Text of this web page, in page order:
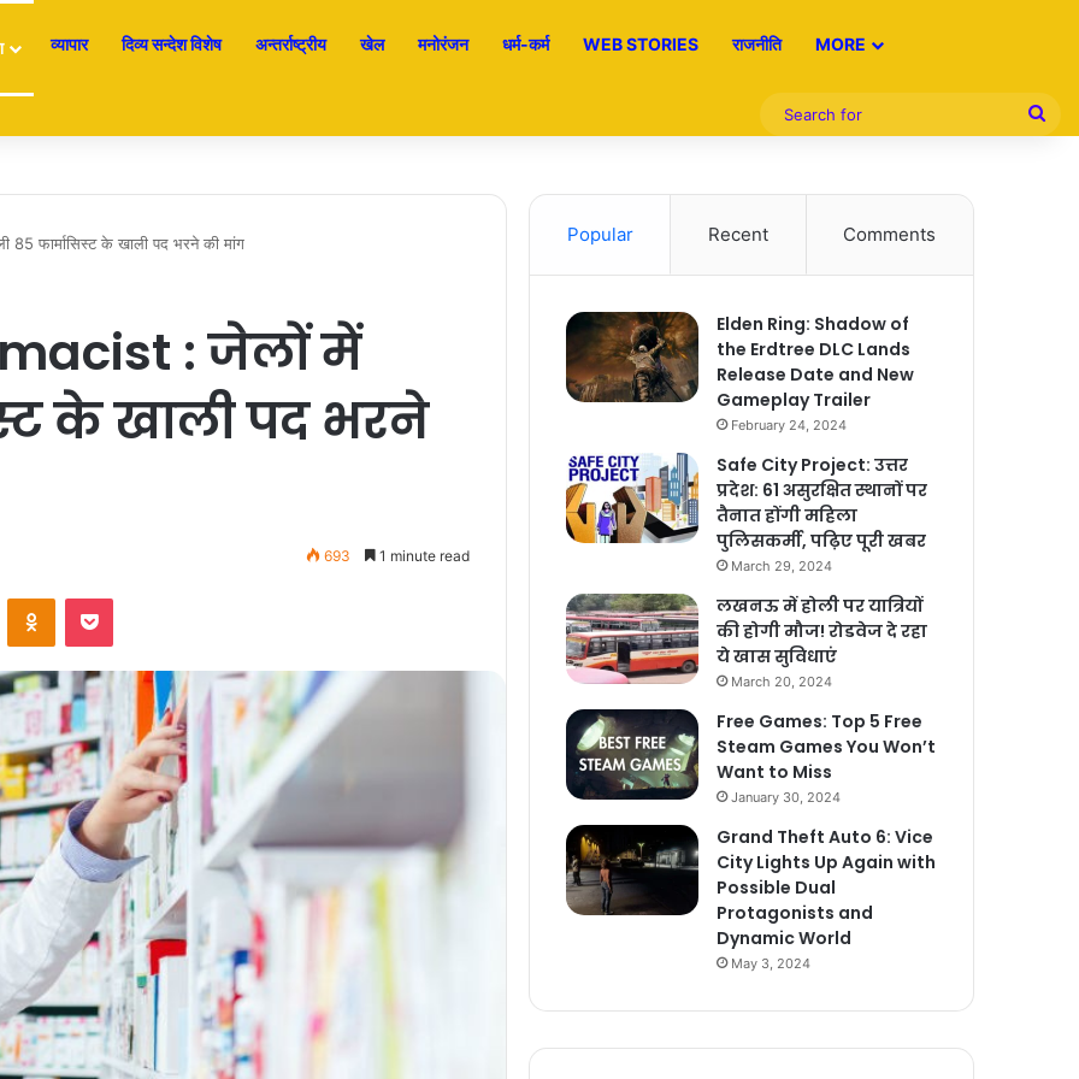
व्यापार दिव्य सन्देश विशेष अन्तर्राष्ट्रीय खेल मनोरंजन धर्म-कर्म WEB STORIES राजनीति MORE
फार्मासिस्ट के खाली पद भरने की मांग
: जेलों में
के खाली पद भरने
693 1 minute read
Popular Recent Comments
Elden Ring: Shadow of
the Erdtree DLC Lands
Release Date and New
Gameplay Trailer
February 24, 2024
Safe City Project: उत्तर
प्रदेश: 61 असुरक्षित स्थानों पर
तैनात होंगी महिला
पुलिसकर्मी, पढ़िए पूरी खबर
March 29, 2024
लखनऊ में होली पर यात्रियों
की होगी मौज! रोडवेज दे रहा
ये खास सुविधाएं
March 20, 2024
Free Games: Top 5 Free
Steam Games You Won’t
Want to Miss
January 30, 2024
Grand Theft Auto 6: Vice
City Lights Up Again with
Possible Dual
Protagonists and
Dynamic World
May 3, 2024